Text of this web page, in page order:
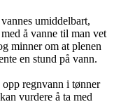
umiddelbart,
å vanne til man vet
minner om at plenen
en stund på vann.
opp regnvann i tønner
vurdere å ta med